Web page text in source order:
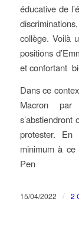
éducative de
collège. Voilà
positions
et confortant
Dans ce
Macron par
protester.
minimum à ce
Pen
15/04/2022 / 2